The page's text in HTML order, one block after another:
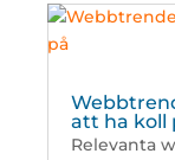
att ha koll
Relevanta